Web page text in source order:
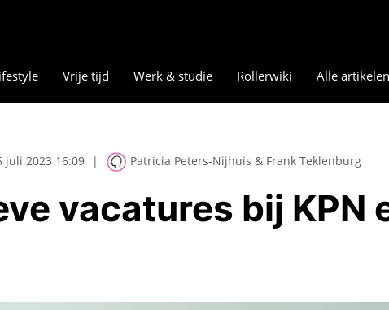
Vrije tijd Werk & studie Rollerwiki Alle artikelen
juli 2023 16:09 | Patricia Peters-Nijhuis & Frank Teklenburg
vacatures bij KPN